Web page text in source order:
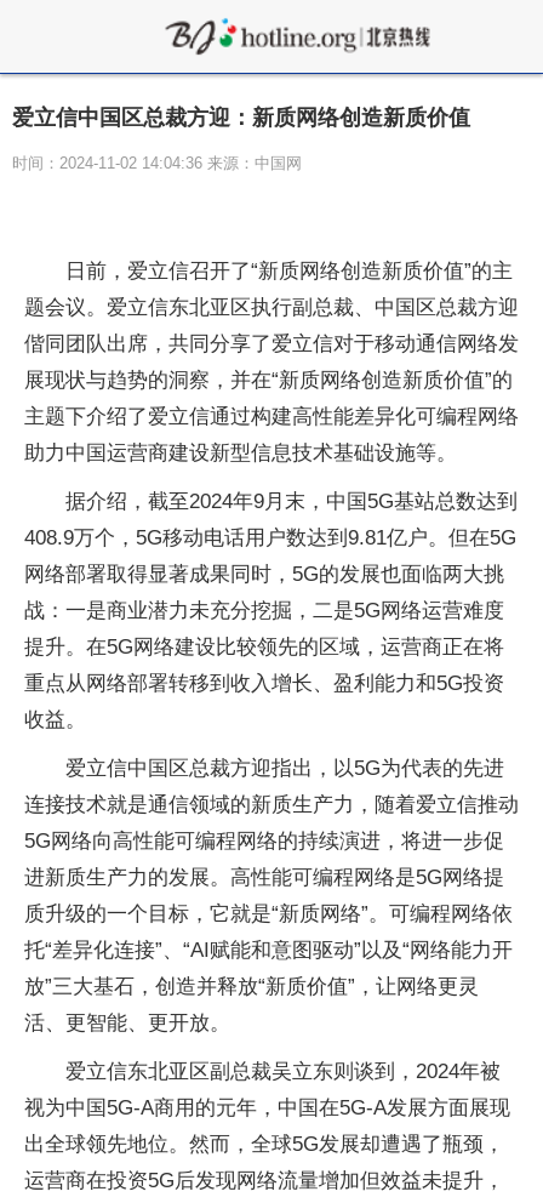
爱立信中国区总裁方迎：新质网络创造新质价值
时间：2024-11-02 14:04:36 来源：中国网
日前，爱立信召开了“新质网络创造新质价值”的主
题会议。爱立信东北亚区执行副总裁、中国区总裁方迎
偕同团队出席，共同分享了爱立信对于移动通信网络发
展现状与趋势的洞察，并在“新质网络创造新质价值”的
主题下介绍了爱立信通过构建高性能差异化可编程网络
助力中国运营商建设新型信息技术基础设施等。
据介绍，截至2024年9月末，中国5G基站总数达到
408.9万个，5G移动电话用户数达到9.81亿户。但在5G
网络部署取得显著成果同时，5G的发展也面临两大挑
战：一是商业潜力未充分挖掘，二是5G网络运营难度
提升。在5G网络建设比较领先的区域，运营商正在将
重点从网络部署转移到收入增长、盈利能力和5G投资
收益。
爱立信中国区总裁方迎指出，以5G为代表的先进
连接技术就是通信领域的新质生产力，随着爱立信推动
5G网络向高性能可编程网络的持续演进，将进一步促
进新质生产力的发展。高性能可编程网络是5G网络提
质升级的一个目标，它就是“新质网络”。可编程网络依
托“差异化连接”、“AI赋能和意图驱动”以及“网络能力开
放”三大基石，创造并释放“新质价值”，让网络更灵
活、更智能、更开放。
爱立信东北亚区副总裁吴立东则谈到，2024年被
视为中国5G-A商用的元年，中国在5G-A发展方面展现
出全球领先地位。然而，全球5G发展却遭遇了瓶颈，
运营商在投资5G后发现网络流量增加但效益未提升，